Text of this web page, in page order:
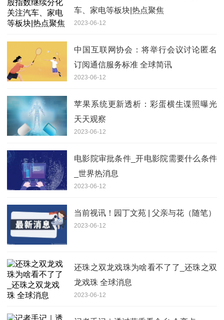
车、家电等板块|热点聚焦
2023-06-12
中国互联网协会：将举行会议讨论匿名
订阅通信服务标准 全球简讯
2023-06-12
苹果系统更新透析：彩蛋横生谍照曝光
天天观察
2023-06-12
电影院审批条件_开电影院需要什么条件
_世界热消息
2023-06-12
当前视讯！园丁文苑 | 父亲与花（随笔）
2023-06-12
还珠之双龙戏珠为啥看不了了_还珠之双
龙戏珠 全球消息
2023-06-12